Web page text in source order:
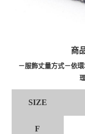
商
－服飾丈量方式－依
SIZE
F